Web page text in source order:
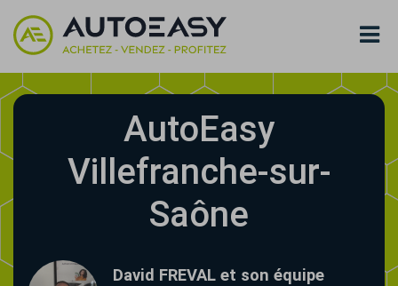
AutoEasy
Villefranche-sur-
Saône
David FREVAL et son équipe